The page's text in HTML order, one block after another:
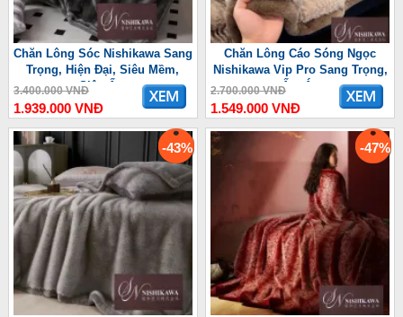
Chăn Lông Sóc Nishikawa Sang
Trọng, Hiện Đại, Siêu Mềm,
Siêu Ấm
3.400.000 VNĐ
1.939.000 VNĐ
Chăn Lông Cáo Sóng Ngọc
Nishikawa Vip Pro Sang Trọng,
Ấm Áp
2.700.000 VNĐ
1.549.000 VNĐ
-43% -47%